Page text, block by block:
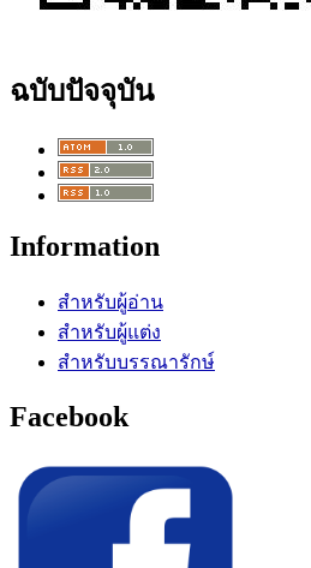
ฉบับปัจจุบัน
Information
สำหรับผู้อ่าน
สำหรับผู้แต่ง
สำหรับบรรณารักษ์
Facebook